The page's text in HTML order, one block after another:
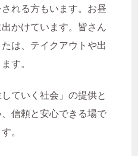
れる方もいます。お昼
かけています。皆さん
は、テイクアウトや出
ます。
ていく社会」の提供と
信頼と安心できる場で
。